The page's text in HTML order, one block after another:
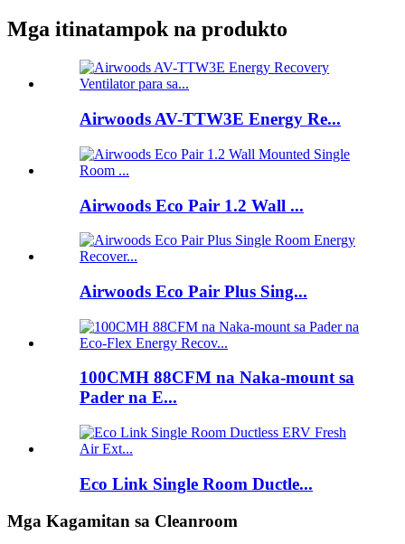
Mga itinatampok na produkto
Airwoods AV-TTW3E Energy Re...
Airwoods Eco Pair 1.2 Wall ...
Airwoods Eco Pair Plus Sing...
100CMH 88CFM na Naka-mount sa
Pader na E...
Eco Link Single Room Ductle...
Mga Kagamitan sa Cleanroom